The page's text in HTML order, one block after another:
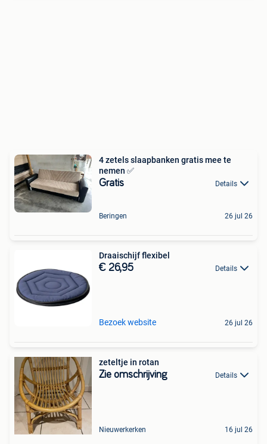
4 zetels slaapbanken gratis mee te
nemen ✅
Gratis Details
Beringen 26 jul 26
Draaischijf flexibel
€ 26,95 Details
Bezoek website 26 jul 26
zeteltje in rotan
Zie omschrijving Details
Nieuwerkerken 16 jul 26